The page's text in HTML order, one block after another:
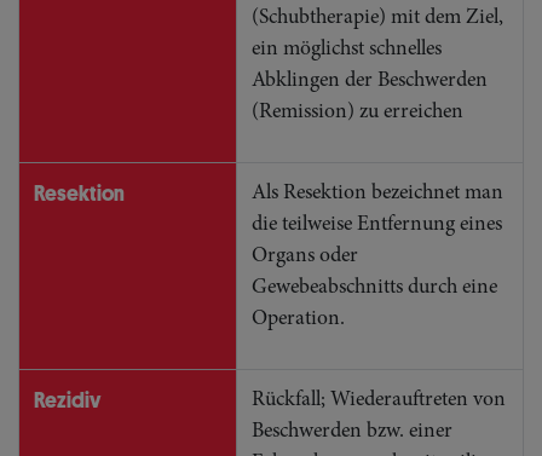
(Schubtherapie) mit dem Ziel,
ein möglichst schnelles
Abklingen der Beschwerden
(Remission) zu erreichen
Resektion
Als Resektion bezeichnet man
die teilweise Entfernung eines
Organs oder
Gewebeabschnitts durch eine
Operation.
Rezidiv
Rückfall; Wiederauftreten von
Beschwerden bzw. einer